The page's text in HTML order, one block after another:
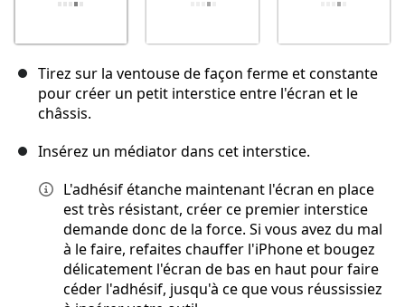
Tirez sur la ventouse de façon ferme et constante
pour créer un petit interstice entre l'écran et le
châssis.
Insérez un médiator dans cet interstice.
L'adhésif étanche maintenant l'écran en place
est très résistant, créer ce premier interstice
demande donc de la force. Si vous avez du mal
à le faire, refaites chauffer l'iPhone et bougez
délicatement l'écran de bas en haut pour faire
céder l'adhésif, jusqu'à ce que vous réussissiez